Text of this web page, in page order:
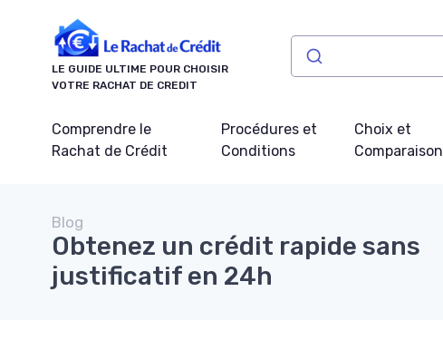
LE GUIDE ULTIME POUR CHOISIR
VOTRE RACHAT DE CREDIT
Comprendre le
Rachat de Crédit
Procédures et
Conditions
Choix et
Comparaison
Blog
Obtenez un crédit rapide sans
justificatif en 24h